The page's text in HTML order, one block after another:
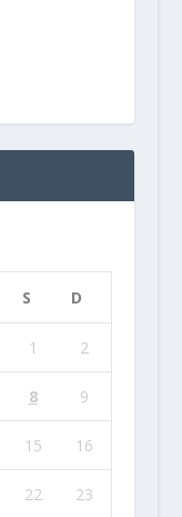
S D
1 2
8 9
15 16
22 23